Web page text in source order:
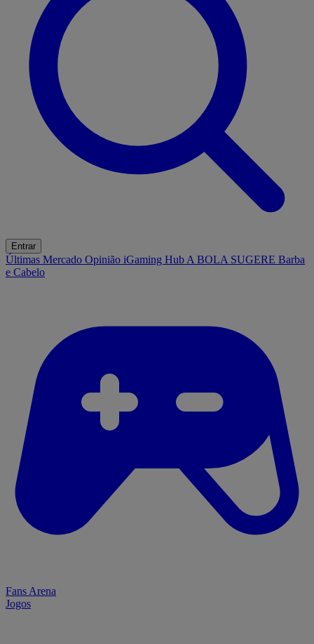
Entrar
Últimas Mercado Opinião iGaming Hub A BOLA SUGERE Barba
e Cabelo
Fans Arena
Jogos